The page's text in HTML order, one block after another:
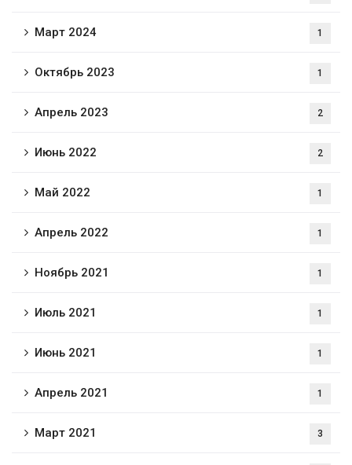
Март 2024 1
Октябрь 2023 1
Апрель 2023 2
Июнь 2022 2
Май 2022 1
Апрель 2022 1
Ноябрь 2021 1
Июль 2021 1
Июнь 2021 1
Апрель 2021 1
Март 2021 3